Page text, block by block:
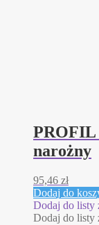
PROFIL
narożny
95,46 zł
Dodaj do
Dodaj do listy
Dodaj do listy